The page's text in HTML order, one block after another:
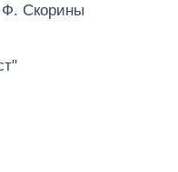
Ф. Скорины